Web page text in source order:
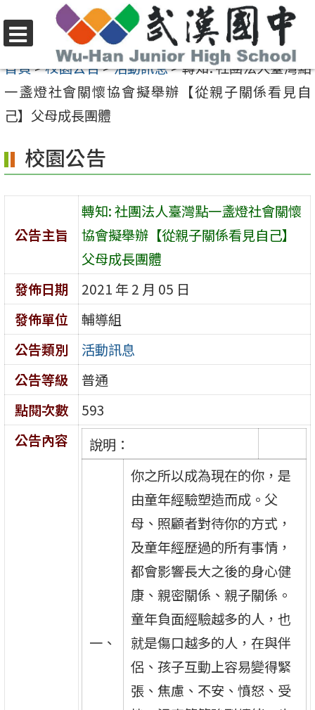
至
內
區
選
單
首頁>校園公告>活動訊息>轉知: 社團法人臺灣點
一盞燈社會關懷協會擬舉辦【從親子關係看見自
己】父母成長團體
校園公告
公告主旨
轉知: 社團法人臺灣點一盞燈社會關懷
協會擬舉辦【從親子關係看見自己】
父母成長團體
發佈日期
2021 年 2 月 05 日
發佈單位
輔導組
公告類別
活動訊息
公告等級
普通
點閱次數
593
公告內容
說明：
一、
你之所以成為現在的你，是
由童年經驗塑造而成。父
母、照顧者對待你的方式，
及童年經歷過的所有事情，
都會影響長大之後的身心健
康、親密關係、親子關係。
童年負面經驗越多的人，也
就是傷口越多的人，在與伴
侶、孩子互動上容易變得緊
張、焦慮、不安、憤怒、受